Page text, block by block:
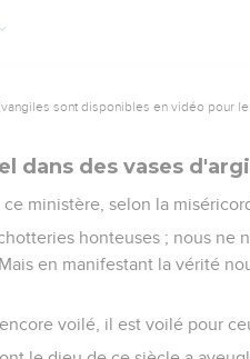
sont disponibles en vidéo pour le
dans des vases
ce ministère, selon la
honteuses ; nous ne
en manifestant la vérité
voilé, il est voilé pour